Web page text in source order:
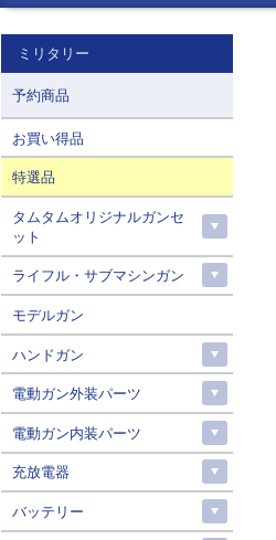
ミリタリー
予約商品
お買い得品
特選品
タムタムオリジナルガンセ
ット
ライフル・サブマシンガン
モデルガン
ハンドガン
電動ガン外装パーツ
電動ガン内装パーツ
充放電器
バッテリー